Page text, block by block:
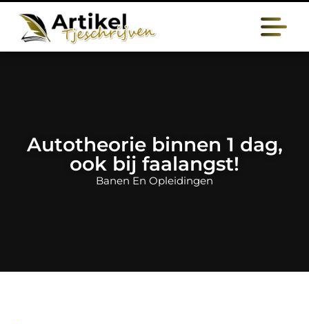
Autotheorie binnen 1 dag,
ook bij faalangst!
Banen En Opleidingen